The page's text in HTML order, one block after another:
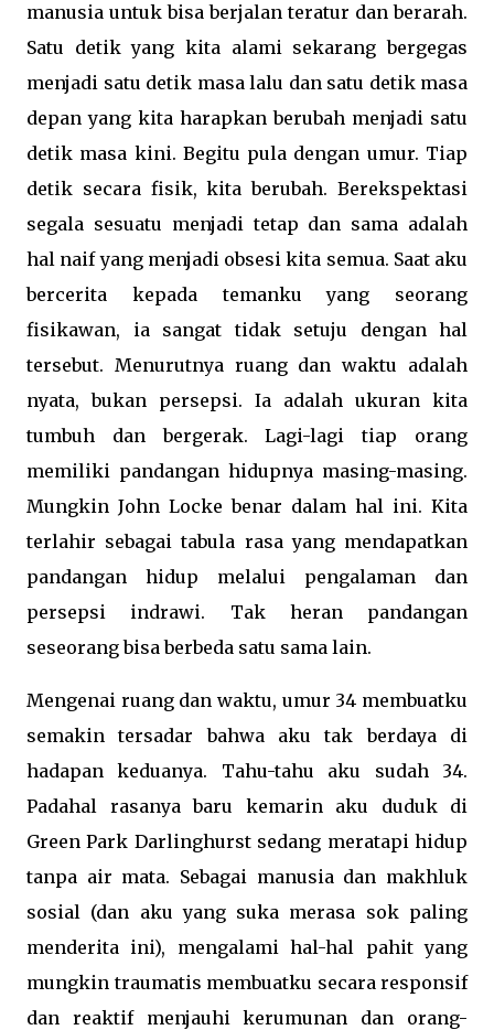
manusia untuk bisa berjalan teratur dan berarah.
Satu detik yang kita alami sekarang bergegas
menjadi satu detik masa lalu dan satu detik masa
depan yang kita harapkan berubah menjadi satu
detik masa kini. Begitu pula dengan umur. Tiap
detik secara fisik, kita berubah. Berekspektasi
segala sesuatu menjadi tetap dan sama adalah
hal naif yang menjadi obsesi kita semua. Saat aku
bercerita kepada temanku yang seorang
fisikawan, ia sangat tidak setuju dengan hal
tersebut. Menurutnya ruang dan waktu adalah
nyata, bukan persepsi. Ia adalah ukuran kita
tumbuh dan bergerak. Lagi-lagi tiap orang
memiliki pandangan hidupnya masing-masing.
Mungkin John Locke benar dalam hal ini. Kita
terlahir sebagai tabula rasa yang mendapatkan
pandangan hidup melalui pengalaman dan
persepsi indrawi. Tak heran pandangan
seseorang bisa berbeda satu sama lain.
Mengenai ruang dan waktu, umur 34 membuatku
semakin tersadar bahwa aku tak berdaya di
hadapan keduanya. Tahu-tahu aku sudah 34.
Padahal rasanya baru kemarin aku duduk di
Green Park Darlinghurst sedang meratapi hidup
tanpa air mata. Sebagai manusia dan makhluk
sosial (dan aku yang suka merasa sok paling
menderita ini), mengalami hal-hal pahit yang
mungkin traumatis membuatku secara responsif
dan reaktif menjauhi kerumunan dan orang-